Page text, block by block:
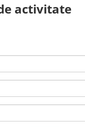
activitate